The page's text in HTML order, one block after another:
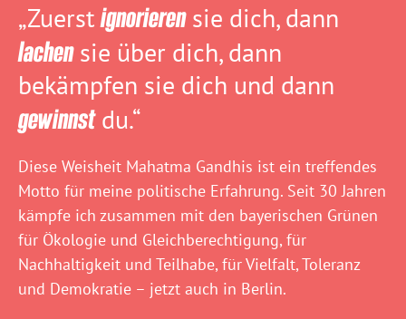
„Zuerstignorierensie dich, dann
lachensie über dich, dann
bekämpfen sie dich und dann
gewinnstdu.“
Diese Weisheit Mahatma Gandhis ist ein treffendes
Motto für meine politische Erfahrung. Seit 30 Jahren
kämpfe ich zusammen mit den bayerischen Grünen
für Ökologie und Gleichberechtigung, für
Nachhaltigkeit und Teilhabe, für Vielfalt, Toleranz
und Demokratie – jetzt auch in Berlin.